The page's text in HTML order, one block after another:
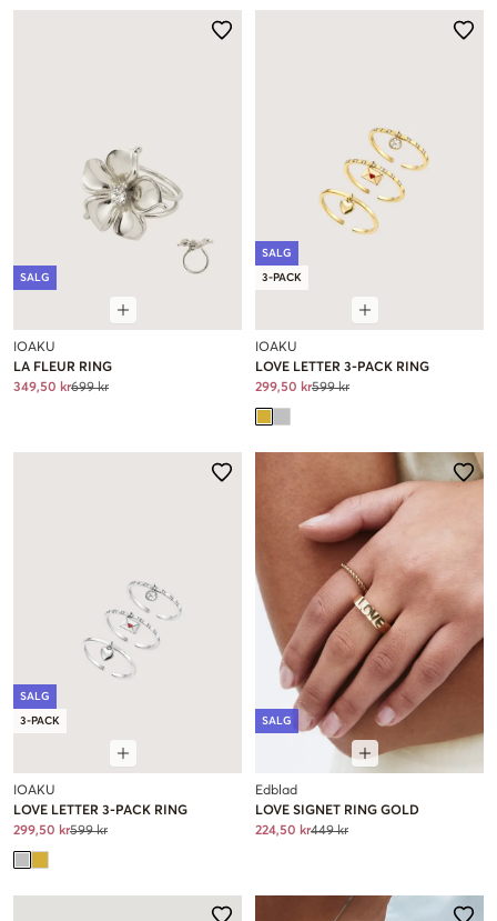
SALG
IOAKU
LA FLEUR RING
349,50 kr699 kr
SALG
3-PACK
IOAKU
LOVE LETTER 3-PACK RING
299,50 kr599 kr
SALG
3-PACK
IOAKU
LOVE LETTER 3-PACK RING
299,50 kr599 kr
SALG
Edblad
LOVE SIGNET RING GOLD
224,50 kr449 kr